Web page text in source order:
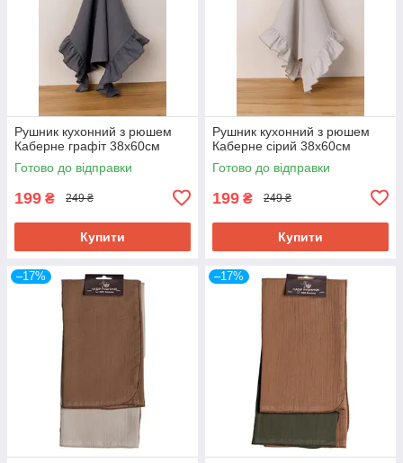
Рушник кухонний з рюшем
Каберне графіт 38х60см
Готово до відправки
199 ₴ 249 ₴
Купити
Рушник кухонний з рюшем
Каберне сірий 38х60см
Готово до відправки
199 ₴ 249 ₴
Купити
–17% –17%